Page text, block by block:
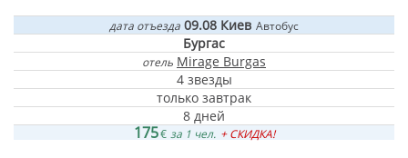
дата отъезда 09.08 Киев Автобус
Бургас
отель Mirage Burgas
4 звезды
только завтрак
8 дней
175€ за 1 чел. + СКИДКА!